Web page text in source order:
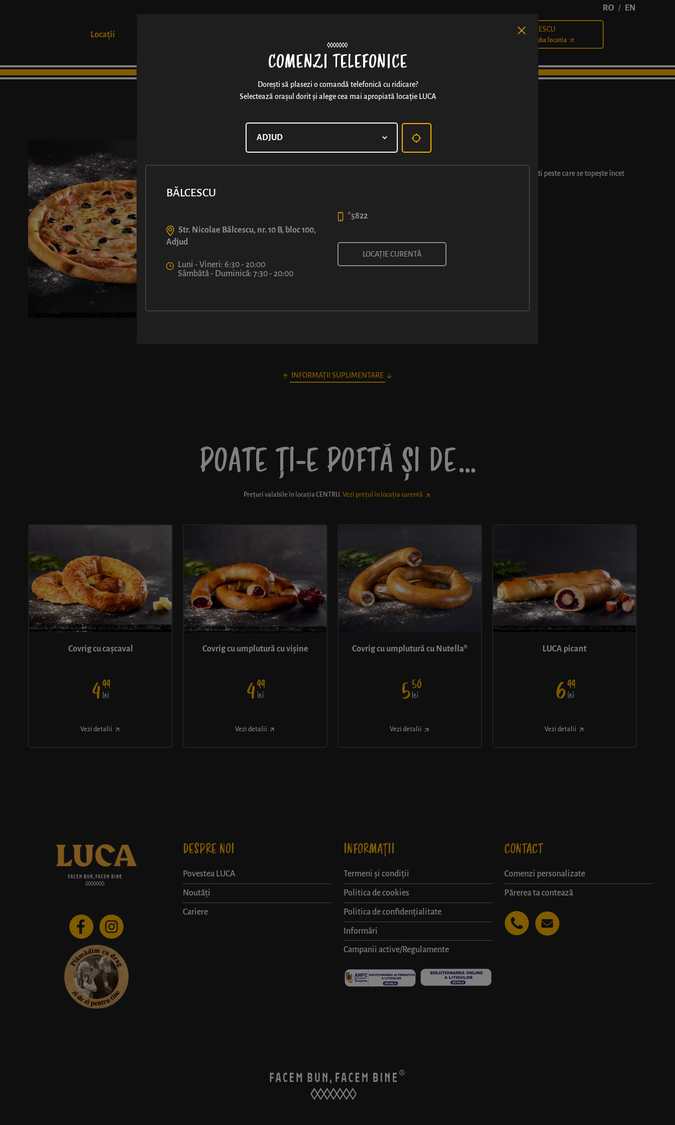
Locații
BĂLCESCU
Schimba locatia
RO / EN
PIZZA CAMPUS
Blat clasic de pizza, sos din pulpă de roșii, șuncă fină și rondele de măsline grecești peste care se topește încet
Alege dimensiunea
30 cm 40 cm
7 lei / felie
INFORMAȚII SUPLIMENTARE
POATE ȚI-E POFTĂ ȘI DE…
Prețuri valabile în locația CENTRU. Vezi prețul în locația curentă
Covrig cu cașcaval
499
lei
Vezi detalii
Covrig cu umplutură cu vișine
499
lei
Vezi detalii
Covrig cu umplutură cu Nutella®
550
lei
Vezi detalii
LUCA picant
699
lei
Vezi detalii
DESPRE NOI
Povestea LUCA
Noutăți
Cariere
INFORMAȚII
Termeni și condiții
Politica de cookies
Politica de confidențialitate
Informări
Campanii active/Regulamente
CONTACT
Comenzi personalizate
Părerea ta contează
COMENZI TELEFONICE
Dorești să plasezi o comandă telefonică cu ridicare?
Selectează orașul dorit și alege cea mai apropiată locație LUCA
BĂLCESCU
Str. Nicolae Bălcescu, nr. 10 B, bloc 100,
Adjud
Luni - Vineri: 6:30 - 20:00
Sâmbătă - Duminică: 7:30 - 20:00
*5822
LOCAȚIE CURENTĂ